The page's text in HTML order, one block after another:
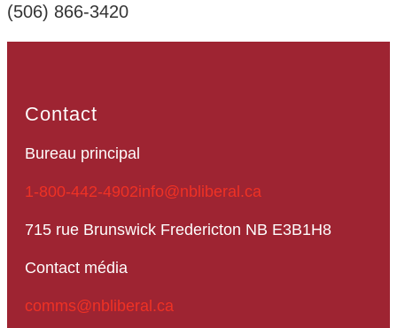
(506) 866-3420
Contact
Bureau principal
1-800-442-4902info@nbliberal.ca
715 rue Brunswick Fredericton NB E3B1H8
Contact média
comms@nbliberal.ca